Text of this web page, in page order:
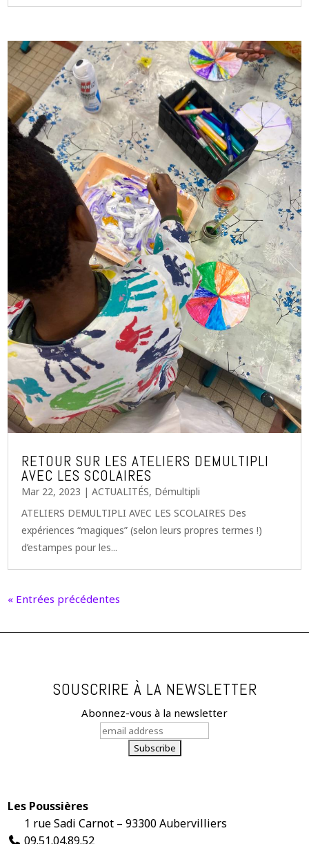
RETOUR SUR LES ATELIERS DEMULTIPLI
AVEC LES SCOLAIRES
Mar 22, 2023 |ACTUALITÉS, Démultipli
ATELIERS DEMULTIPLI AVEC LES SCOLAIRES Des
expériences “magiques” (selon leurs propres termes !)
d’estampes pour les...
« Entrées précédentes
SOUSCRIRE À LA NEWSLETTER
Abonnez-vous à la newsletter
Les Poussières
1 rue Sadi Carnot – 93300 Aubervilliers
09.51.04.89.52